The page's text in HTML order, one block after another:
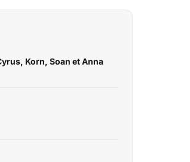
Korn, Soan et Anna